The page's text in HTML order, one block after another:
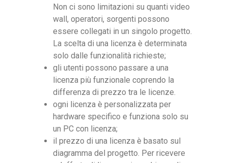
Non ci sono limitazioni su quanti video
wall, operatori, sorgenti possono
essere collegati in un singolo progetto.
La scelta di una licenza è determinata
solo dalle funzionalità richieste;
gli utenti possono passare a una
licenza più funzionale coprendo la
differenza di prezzo tra le licenze.
ogni licenza è personalizzata per
hardware specifico e funziona solo su
un PC con licenza;
il prezzo di una licenza è basato sul
diagramma del progetto. Per ricevere